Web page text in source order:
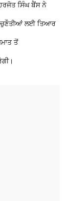
ਸਿੰਘ ਬੈਂਸ ਨੇ
ਚੁਣੌਤੀਆਂ ਲਈ ਤਿਆਰ
ਤੋਂ